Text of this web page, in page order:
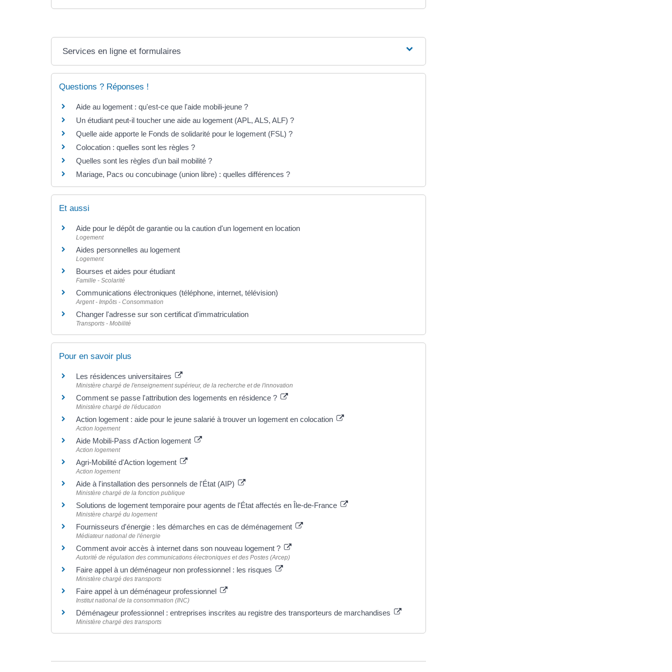
Services en ligne et formulaires
Questions ? Réponses !
Aide au logement : qu'est-ce que l'aide mobili-jeune ?
Un étudiant peut-il toucher une aide au logement (APL, ALS, ALF) ?
Quelle aide apporte le Fonds de solidarité pour le logement (FSL) ?
Colocation : quelles sont les règles ?
Quelles sont les règles d'un bail mobilité ?
Mariage, Pacs ou concubinage (union libre) : quelles différences ?
Et aussi
Aide pour le dépôt de garantie ou la caution d'un logement en location
Logement
Aides personnelles au logement
Logement
Bourses et aides pour étudiant
Famille - Scolarité
Communications électroniques (téléphone, internet, télévision)
Argent - Impôts - Consommation
Changer l'adresse sur son certificat d'immatriculation
Transports - Mobilité
Pour en savoir plus
Les résidences universitaires
Ministère chargé de l'enseignement supérieur, de la recherche et de l'innovation
Comment se passe l'attribution des logements en résidence ?
Ministère chargé de l'éducation
Action logement : aide pour le jeune salarié à trouver un logement en colocation
Action logement
Aide Mobili-Pass d'Action logement
Action logement
Agri-Mobilité d'Action logement
Action logement
Aide à l'installation des personnels de l'État (AIP)
Ministère chargé de la fonction publique
Solutions de logement temporaire pour agents de l'État affectés en Île-de-France
Ministère chargé du logement
Fournisseurs d'énergie : les démarches en cas de déménagement
Médiateur national de l'énergie
Comment avoir accès à internet dans son nouveau logement ?
Autorité de régulation des communications électroniques et des Postes (Arcep)
Faire appel à un déménageur non professionnel : les risques
Ministère chargé des transports
Faire appel à un déménageur professionnel
Institut national de la consommation (INC)
Déménageur professionnel : entreprises inscrites au registre des transporteurs de marchandises
Ministère chargé des transports